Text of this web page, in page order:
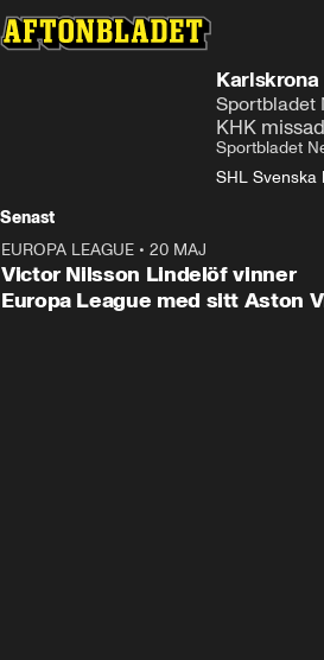
Sportbladet
KHK
Sportbladet
SHL Svenska
Senast
EUROPA LEAGUE • 20 MAJ
Victor Nilsson Lindelöf vinner
Europa League med sitt Aston